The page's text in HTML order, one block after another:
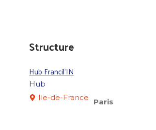
Structure
Hub Francil'IN
Hub
Ile-de-France
Paris